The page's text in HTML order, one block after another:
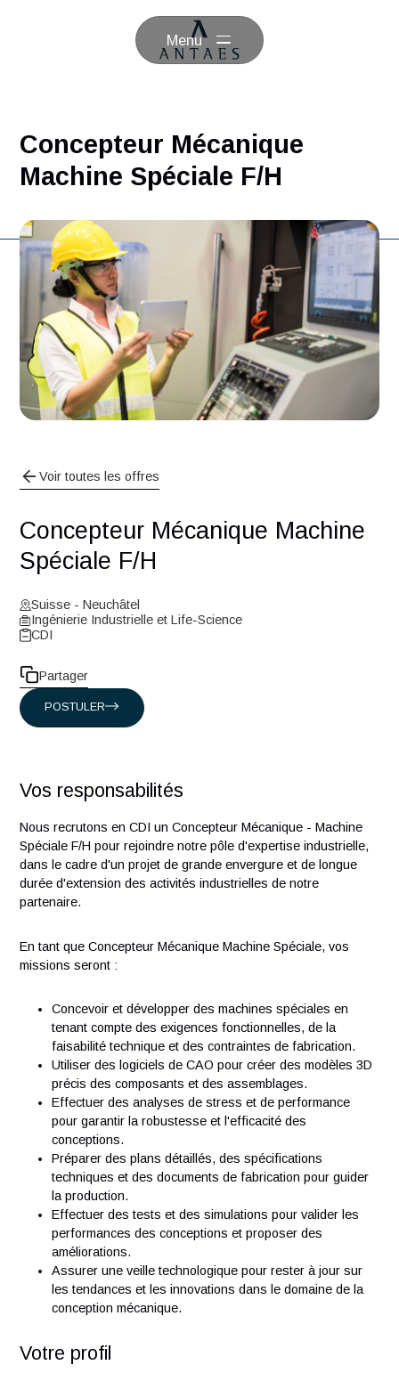
Menu
Concepteur Mécanique
Machine Spéciale F/H
Voir toutes les offres
Spéciale F/H
Suisse - Neuchâtel
Ingénierie Industrielle et Life-Science
CDI
POSTULER
Vos responsabilités
Spéciale F/H pour rejoindre notre pôle d'expertise
dans le cadre d'un projet de grande envergure et de longue
partenaire.
En tant que Concepteur Mécanique Machine Spéciale, vos
missions seront :
Concevoir et développer des machines spéciales en
tenant compte des exigences fonctionnelles, de la
faisabilité technique et des contraintes de fabrication.
Utiliser des logiciels de CAO pour créer des modèles
précis des composants et des assemblages.
Effectuer des analyses de stress et de performance
pour garantir la robustesse et l'efficacité des
conceptions.
Préparer des plans détaillés, des spécifications
techniques et des documents de fabrication pour
Effectuer des tests et des simulations pour valider les